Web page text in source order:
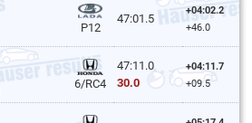
P12
47:01.5
+04:02.2
+46.0
6/RC4
47:11.0
30.0
+04:11.7
+09.5